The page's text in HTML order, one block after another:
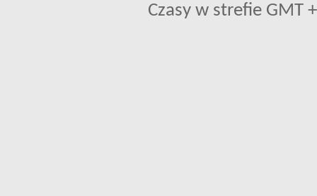
Czasy w strefie GMT